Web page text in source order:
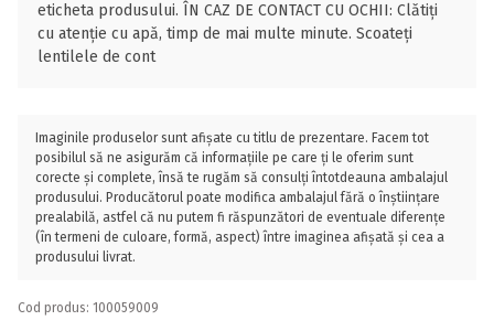
eticheta produsului. ÎN CAZ DE CONTACT CU OCHII: Clătiți
cu atenție cu apă, timp de mai multe minute. Scoateți
lentilele de cont
Imaginile produselor sunt afișate cu titlu de prezentare. Facem tot
posibilul să ne asigurăm că informațiile pe care ți le oferim sunt
corecte și complete, însă te rugăm să consulți întotdeauna ambalajul
produsului. Producătorul poate modifica ambalajul fără o înștiințare
prealabilă, astfel că nu putem fi răspunzători de eventuale diferențe
(în termeni de culoare, formă, aspect) între imaginea afișată și cea a
produsului livrat.
Cod produs: 100059009